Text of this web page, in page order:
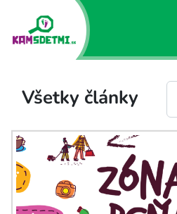
Všetky články